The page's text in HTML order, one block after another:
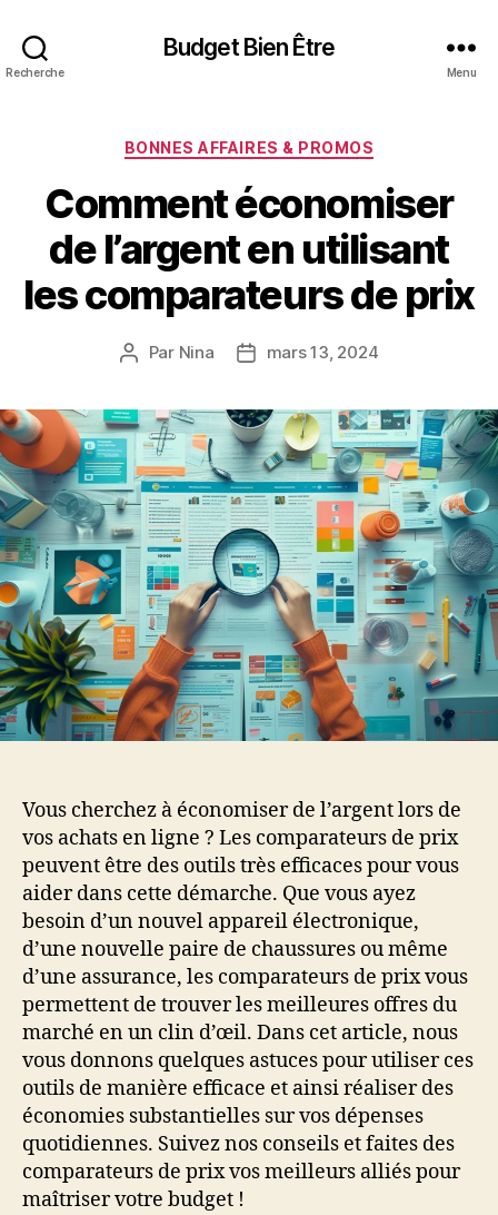
Recherche
Budget Bien Être
Menu
Catégories
BONNES AFFAIRES & PROMOS
Comment économiser
de l’argent en utilisant
les comparateurs de prix
Auteur
Par Nina
Datemars 13, 2024
Vous cherchez à économiser de l’argent lors de
vos achats en ligne ? Les comparateurs de prix
peuvent être des outils très efficaces pour vous
aider dans cette démarche. Que vous ayez
besoin d’un nouvel appareil électronique,
d’une nouvelle paire de chaussures ou même
d’une assurance, les comparateurs de prix vous
permettent de trouver les meilleures offres du
marché en un clin d’œil. Dans cet article, nous
vous donnons quelques astuces pour utiliser ces
outils de manière efficace et ainsi réaliser des
économies substantielles sur vos dépenses
quotidiennes. Suivez nos conseils et faites des
comparateurs de prix vos meilleurs alliés pour
maîtriser votre budget !